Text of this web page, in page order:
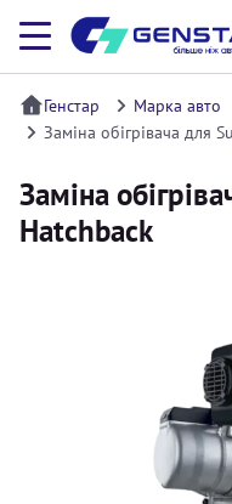
Генстар
Марка авто
Заміна обігрівача для
Заміна
Hatchback